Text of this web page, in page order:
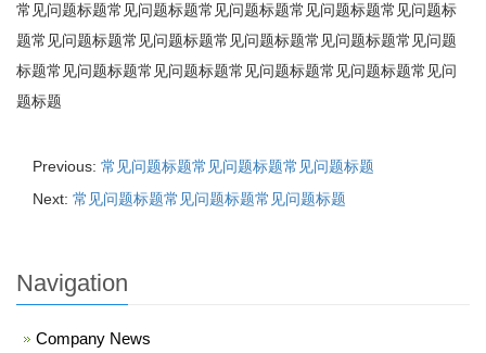
常见问题标题常见问题标题常见问题标题常见问题标题常见问题标
题常见问题标题常见问题标题常见问题标题常见问题标题常见问题
标题常见问题标题常见问题标题常见问题标题常见问题标题常见问
题标题
Previous: 常见问题标题常见问题标题常见问题标题
Next: 常见问题标题常见问题标题常见问题标题
Navigation
Company News